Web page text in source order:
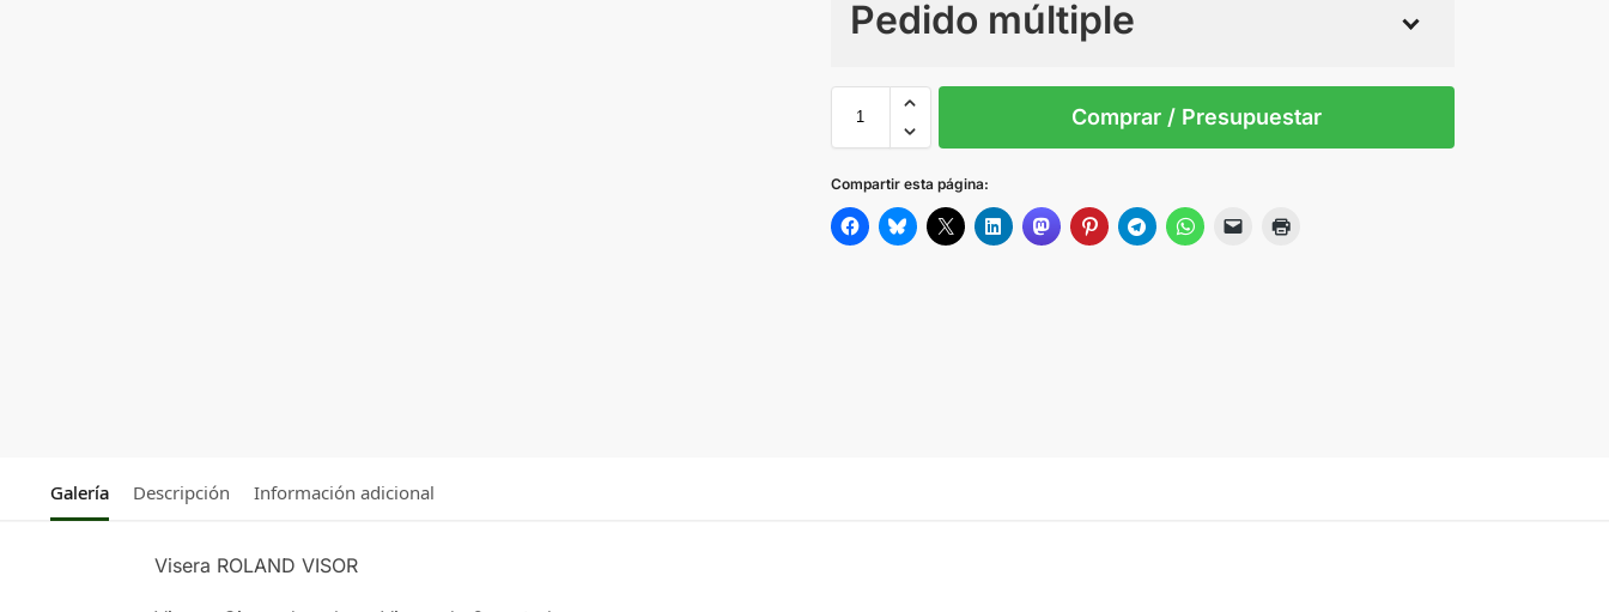
Pedido múltiple
WHITE
Black
Comprar / Presupuestar
Compartir esta página:
Galería Descripción Información adicional
Visera ROLAND VISOR